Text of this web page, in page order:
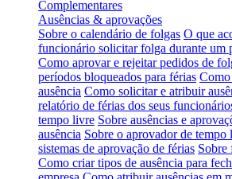
Complementares
Ausências & aprovações
Sobre o calendário de folgas O que
funcionário solicitar folga durante um
Como aprovar e rejeitar pedidos de
períodos bloqueados para férias Como
ausência Como solicitar e atribuir
relatório de férias dos seus
tempo livre Sobre ausências e
ausência Sobre o aprovador de tempo
sistemas de aprovação de férias Sobre
Como criar tipos de ausência para